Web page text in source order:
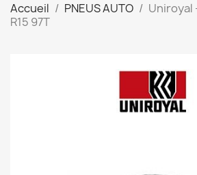
Accueil PNEUS AUTO
Uniroyal
R15 97T